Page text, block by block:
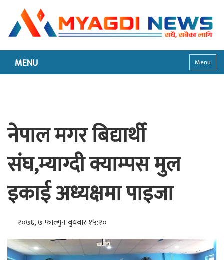
MENU Menu
नेपाल मगर बिद्यार्थी
संघ,म्याग्दी क्याम्पस मुल
इकाई अध्यक्षमा पाइजा
२०७६, ७ फाल्गुन बुधबार १५:२०